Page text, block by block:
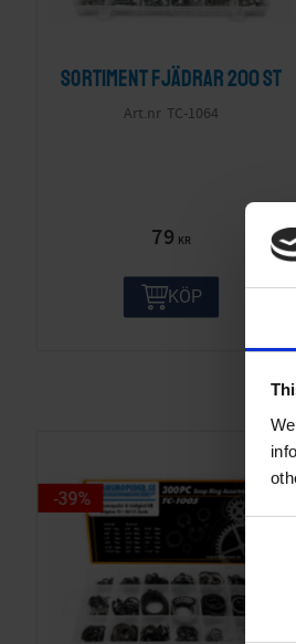
C
n
Sortiment fjädrar 200 st
TC-1064
79 KR
KÖP
39%